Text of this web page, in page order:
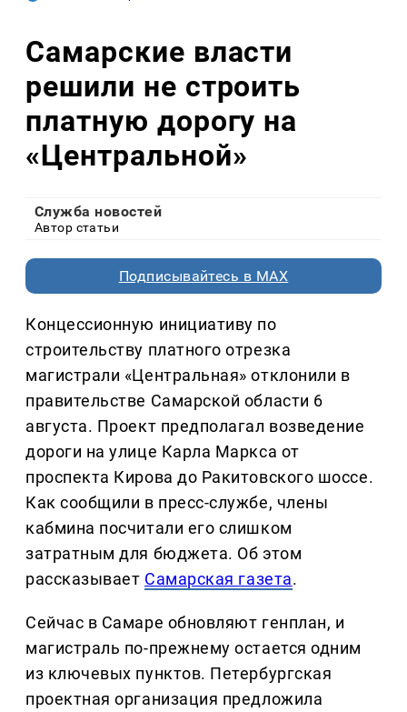
Самарские власти
решили не строить
платную дорогу на
«Центральной»
Служба новостей
Автор статьи
Подписывайтесь в MAX
Концессионную инициативу по
строительству платного отрезка
магистрали «Центральная» отклонили в
правительстве Самарской области 6
августа. Проект предполагал возведение
дороги на улице Карла Маркса от
проспекта Кирова до Ракитовского шоссе.
Как сообщили в пресс-службе, члены
кабмина посчитали его слишком
затратным для бюджета. Об этом
рассказывает Самарская газета.
Сейчас в Самаре обновляют генплан, и
магистраль по-прежнему остается одним
из ключевых пунктов. Петербургская
проектная организация предложила